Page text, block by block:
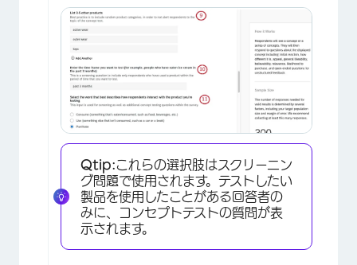
Qtip:これらの選択肢はスクリーニン
グ問題で使用されます。テストしたい
製品を使用したことがある回答者の
みに、コンセプトテストの質問が表
示されます。